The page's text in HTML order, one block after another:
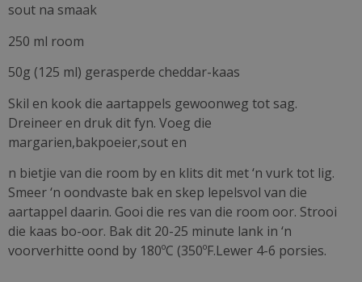
sout na smaak
250 ml room
50g (125 ml) gerasperde cheddar-kaas
Skil en kook die aartappels gewoonweg tot sag.
Dreineer en druk dit fyn. Voeg die
margarien,bakpoeier,sout en
n bietjie van die room by en klits dit met ‘n vurk tot lig.
Smeer ‘n oondvaste bak en skep lepelsvol van die
aartappel daarin. Gooi die res van die room oor. Strooi
die kaas bo-oor. Bak dit 20-25 minute lank in ‘n
voorverhitte oond by 180ºC (350ºF.Lewer 4-6 porsies.